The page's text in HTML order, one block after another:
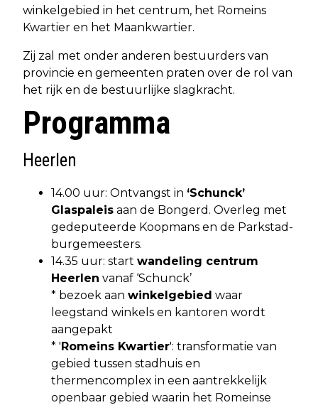
winkelgebied in het centrum, het Romeins
Kwartier en het Maankwartier.
Zij zal met onder anderen bestuurders van
provincie en gemeenten praten over de rol van
het rijk en de bestuurlijke slagkracht.
Programma
Heerlen
14.00 uur: Ontvangst in ‘Schunck’
Glaspaleis aan de Bongerd. Overleg met
gedeputeerde Koopmans en de Parkstad-
burgemeesters.
14.35 uur: start wandeling centrum
Heerlen vanaf ‘Schunck’
* bezoek aan winkelgebied waar
leegstand winkels en kantoren wordt
aangepakt
* 'Romeins Kwartier': transformatie van
gebied tussen stadhuis en
thermencomplex in een aantrekkelijk
openbaar gebied waarin het Romeinse